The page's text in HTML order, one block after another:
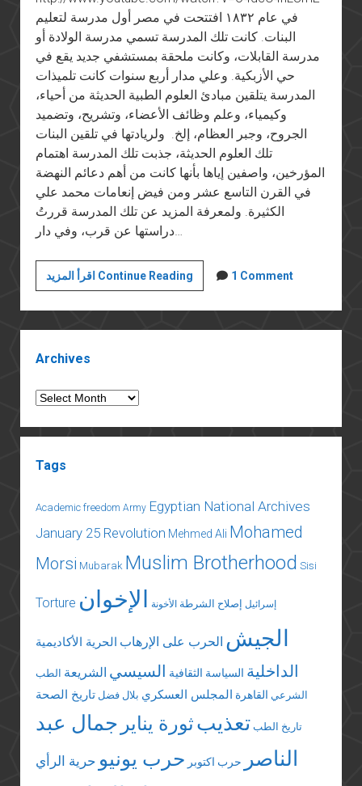
في عام ١٨٣٢ افتتحت في مصر أول مدرسة لتعليم
البنات. كانت تلك المدرسة تسمي مدرسة الولادة أو
مدرسة القابلات، وكانت ملحقة بمستشفي جديد يقع في
حي الأزبكية. وعلي مدار أربع سنوات كانت تلميذات
المدرسة يتلقين مبادئ العلوم الطبية الحديثة من أحياء،
وكيمياء، وعلم وظائف الأعضاء، وتشريح، وتضميد
الجروح، وجبر العظام، إلخ. ولريادتها في تلقين البنات
تلك العلوم الحديثة، جذبت تلك المدرسة اهتمام
المؤرخين، واصفين إياها بأنها كانت من أهم دعائم النهضة
في القرن التاسع عشر ومن فيض إنعامات محمد علي
الكثيرة. ولمعرفة المزيد عن تلك المدرسة قررتُ
دراستها عن قرب، وفي دار…
اقرأ المزيد Continue Readingكشوف
العذرية
وتقويض
دعائم
1 Comment
Archives
Archives
Tags
Academic freedom Army Egyptian National Archives
January 25 Revolution Mehmed Ali Mohamed
Morsi Mubarak Muslim Brotherhood Sisi
Torture إسرائيل إصلاح الشرطة الأخونة الإخوان
الجيش الحرب على الإرهاب الحرية الأكاديمية
الداخلية السياسة الثقافية السيسي الشريعة الطب
الشرعي القاهرة المجلس العسكري بلال فضل تاريخ الصحة
تاريخ الطب تعذيبثورة يناير جمال عبد
الناصر
حرب اكتوبر حرب يونيو حرية الرأي